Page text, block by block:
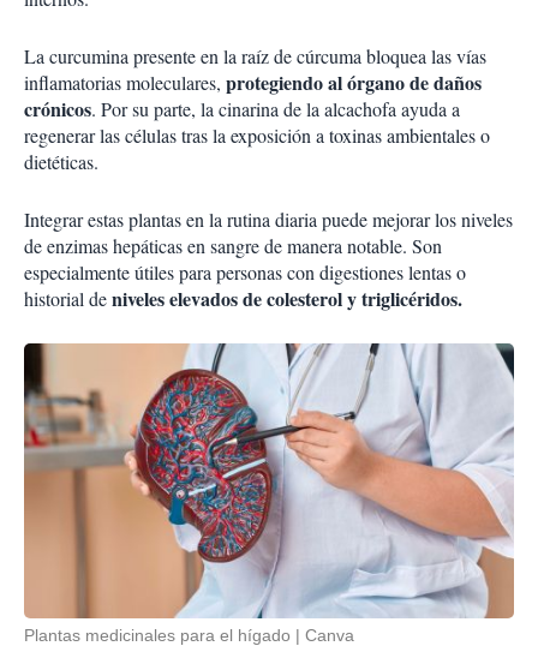
La curcumina presente en la raíz de cúrcuma bloquea las vías
inflamatorias moleculares, protegiendo al órgano de daños
crónicos. Por su parte, la cinarina de la alcachofa ayuda a
regenerar las células tras la exposición a toxinas ambientales o
dietéticas.
Integrar estas plantas en la rutina diaria puede mejorar los niveles
de enzimas hepáticas en sangre de manera notable. Son
especialmente útiles para personas con digestiones lentas o
historial deniveles elevados de colesterol y triglicéridos.
Plantas medicinales para el hígado Canva